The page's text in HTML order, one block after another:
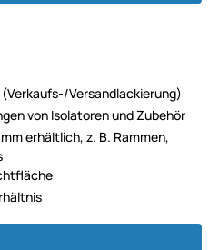
Versandlackierung)
von Isolatoren und Zubehör
erhältlich, z. B. Rammen,